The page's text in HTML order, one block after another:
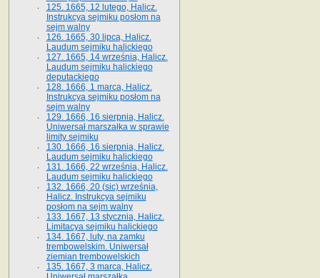
125. 1665, 12 lutego, Halicz.
Instrukcya sejmiku posłom na
sejm walny
126. 1665, 30 lipca, Halicz.
Laudum sejmiku halickiego
127. 1665, 14 września, Halicz.
Laudum sejmiku halickiego
deputackiego
128. 1666, 1 marca, Halicz.
Instrukcya sejmiku posłom na
sejm walny
129. 1666, 16 sierpnia, Halicz.
Uniwersał marszałka w sprawie
limity sejmiku
130. 1666, 16 sierpnia, Halicz.
Laudum sejmiku halickiego
131. 1666, 22 września, Halicz.
Laudum sejmiku halickiego
132. 1666, 20 (sic) września,
Halicz. Instrukcya sejmiku
posłom na sejm walny
133. 1667, 13 stycznia, Halicz.
Limitacya sejmiku halickiego
134. 1667, luty, na zamku
trembowelskim. Uniwersał
ziemian trembowelskich
135. 1667, 3 marca, Halicz.